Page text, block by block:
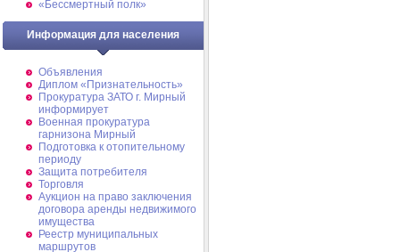
«Бессмертный полк»
Информация для населения
Объявления
Диплом «Признательность»
Прокуратура ЗАТО г. Мирный
информирует
Военная прокуратура
гарнизона Мирный
Подготовка к отопительному
периоду
Защита потребителя
Торговля
Аукцион на право заключения
договора аренды недвижимого
имущества
Реестр муниципальных
маршрутов